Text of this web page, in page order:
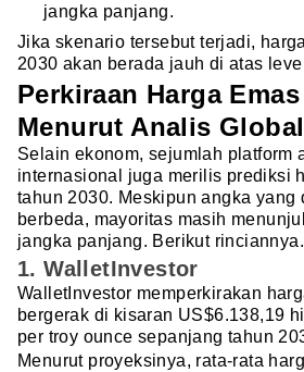
jangka panjang.
Jika skenario tersebut terjadi,
2030 akan berada jauh di atas
Perkiraan Harga Emas
Menurut Analis Global
Selain ekonom, sejumlah platform
internasional juga merilis prediksi
tahun 2030. Meskipun angka yang
berbeda, mayoritas masih
jangka panjang. Berikut rinciannya.
1. WalletInvestor
WalletInvestor memperkirakan
bergerak di kisaran US$6.138,19
per troy ounce sepanjang tahun
Menurut proyeksinya, rata-rata